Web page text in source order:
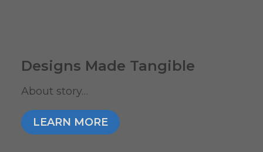
Designs Made Tangible
About story…
LEARN MORE